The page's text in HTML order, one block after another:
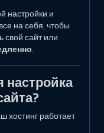
настройки и
на себя, чтобы
свой сайт или
.
настройка
хостинг работает